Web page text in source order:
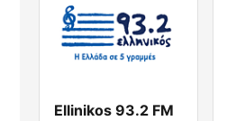
Ellinikos 93.2 FM